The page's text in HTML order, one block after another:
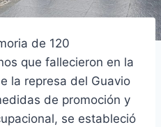
de 120
que fallecieron en la
la represa del Guavio
de promoción y
se estableció